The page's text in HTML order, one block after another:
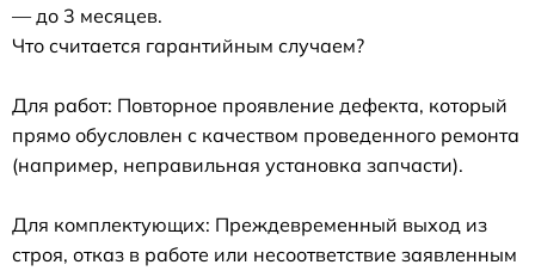
— до 3 месяцев.
Что считается гарантийным случаем?
Для работ: Повторное проявление дефекта, который
прямо обусловлен с качеством проведенного ремонта
(например, неправильная установка запчасти).
Для комплектующих: Преждевременный выход из
строя, отказ в работе или несоответствие заявленным